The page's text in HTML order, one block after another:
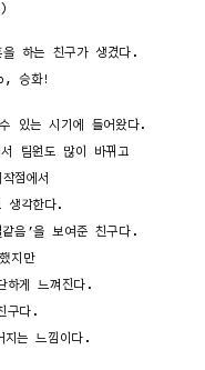
하는 친구가 생겼다.
승화!
있는 시기에 들어왔다.
팀원도 많이 바뀌고
점에서
생각한다.
음’을 보여준 친구다.
지만
하게 느껴진다.
구다.
지는 느낌이다.